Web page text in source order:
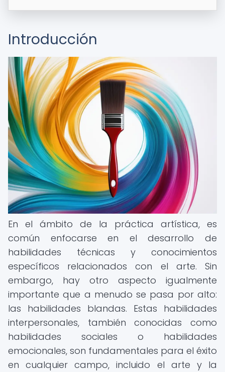
Introducción
En el ámbito de la práctica artística, es
común enfocarse en el desarrollo de
habilidades técnicas y conocimientos
específicos relacionados con el arte. Sin
embargo, hay otro aspecto igualmente
importante que a menudo se pasa por alto:
las habilidades blandas. Estas habilidades
interpersonales, también conocidas como
habilidades sociales o habilidades
emocionales, son fundamentales para el éxito
en cualquier campo, incluido el arte y la